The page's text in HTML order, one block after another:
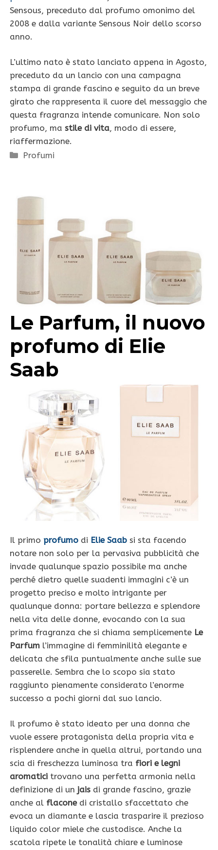
Sensous, preceduto dal profumo omonimo del
2008 e dalla variante Sensous Noir dello scorso
anno.
L’ultimo nato è stato lanciato appena in Agosto,
preceduto da un lancio con una campagna
stampa di grande fascino e seguito da un breve
girato che rappresenta il cuore del messaggio che
questa fragranza intende comunicare. Non solo
profumo, ma stile di vita, modo di essere,
riaffermazione.
Categorie
Profumi
Le Parfum, il nuovo
profumo di Elie
Saab
Il primo profumo di Elie Saab si sta facendo
notare non solo per la pervasiva pubblicità che
invade qualunque spazio possibile ma anche
perché dietro quelle suadenti immagini c’è un
progetto preciso e molto intrigante per
qualunque donna: portare bellezza e splendore
nella vita delle donne, evocando con la sua
prima fragranza che si chiama semplicemente Le
Parfum l’immagine di femminilità elegante e
delicata che sfila puntualmente anche sulle sue
passerelle. Sembra che lo scopo sia stato
raggiunto pienamente considerato l’enorme
successo a pochi giorni dal suo lancio.
Il profumo è stato ideato per una donna che
vuole essere protagonista della propria vita e
risplendere anche in quella altrui, portando una
scia di freschezza luminosa tra fiori e legni
aromatici trovano una perfetta armonia nella
definizione di un jais di grande fascino, grazie
anche al flaconedi cristallo sfaccettato che
evoca un diamante e lascia trasparire il prezioso
liquido color miele che custodisce. Anche la
scatola ripete le tonalità chiare e luminose